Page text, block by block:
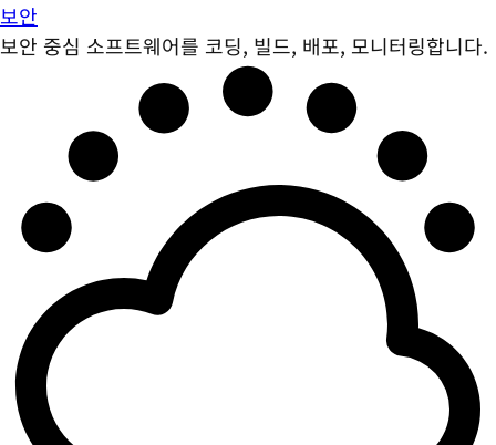
보안
보안 중심 소프트웨어를 코딩, 빌드, 배포, 모니터링합니다.